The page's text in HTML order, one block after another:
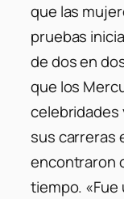
que las
pruebas
de dos en
que los
celebridades
sus carreras
encontraron
tiempo.